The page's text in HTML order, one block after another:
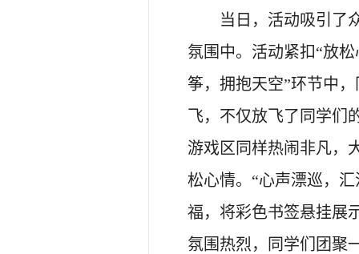
当日，活动吸引了
氛围中。活动紧扣“放
筝，拥抱天空”环节中
飞，不仅放飞了同学
游戏区同样热闹非凡，
松心情。“心声漂巡，
福，将彩色书签悬挂展
氛围热烈，同学们团聚